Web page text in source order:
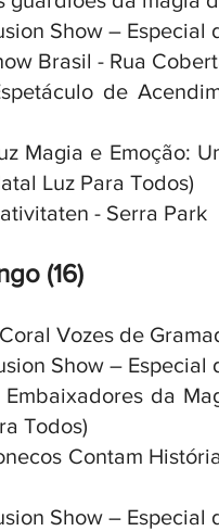
Show – Especial
Brasil - Rua
de
Magia e Emoção:
Luz Para Todos)
- Serra Park
(16)
Coral Vozes de
Show – Especial
Embaixadores da
Todos)
Contam
Show – Especial